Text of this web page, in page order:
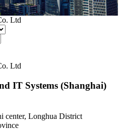
Ltd
Ltd
IT Systems (Shanghai)
center, Longhua District